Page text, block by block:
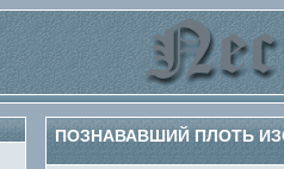
ПОЗНАВАВШИЙ ПЛОТЬ